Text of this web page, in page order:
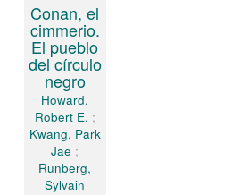
Conan, el
cimmerio.
El pueblo
del círculo
negro
Howard,
Robert E. ;
Kwang, Park
Jae ;
Runberg,
Sylvain